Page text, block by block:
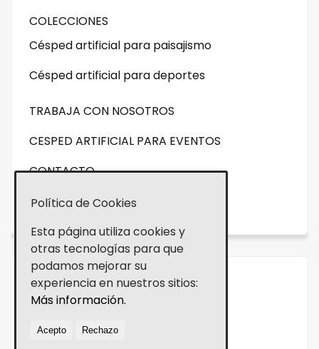
COLECCIONES
Césped artificial para paisajismo
Césped artificial para deportes
TRABAJA CON NOSOTROS
CESPED ARTIFICIAL PARA EVENTOS
CONTACTO
NOVEDADES
Aviso legal
Política de Cookies
Esta página utiliza cookies y
otras tecnologías para que
podamos mejorar su
experiencia en nuestros sitios:
Más información.
Acepto Rechazo